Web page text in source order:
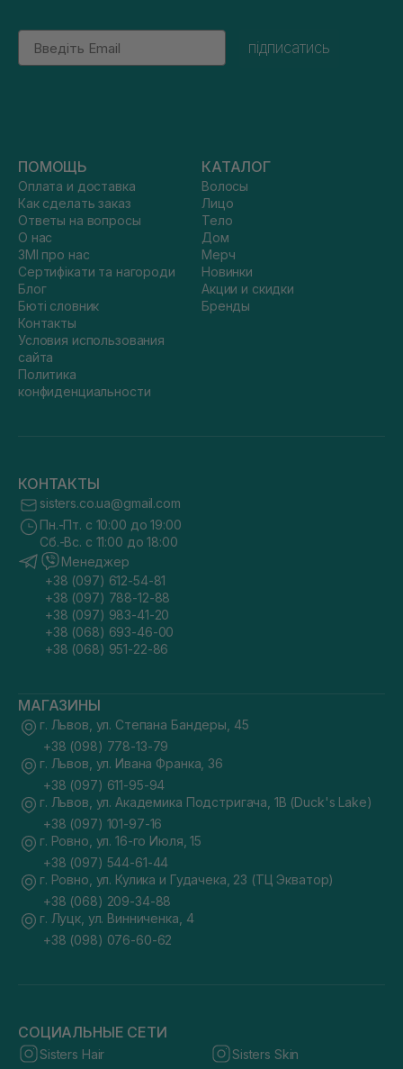
Email
підписатись
ПОМОЩЬ
Оплата и доставка
Как сделать заказ
Ответы на вопросы
О нас
ЗМІ про нас
Сертифікати та нагороди
Блог
Бюті словник
Контакты
Условия использования
сайта
Политика
конфиденциальности
КАТАЛОГ
Волосы
Лицо
Тело
Дом
Мерч
Новинки
Акции и скидки
Бренды
КОНТАКТЫ
sisters.co.ua@gmail.com
Пн.-Пт. с 10:00 до 19:00
Сб.-Вс. с 11:00 до 18:00
Менеджер
+38 (097) 612-54-81
+38 (097) 788-12-88
+38 (097) 983-41-20
+38 (068) 693-46-00
+38 (068) 951-22-86
МАГАЗИНЫ
г. Львов, ул. Степана Бандеры, 45
+38 (098) 778-13-79
г. Львов, ул. Ивана Франка, 36
+38 (097) 611-95-94
г. Львов, ул. Академика Подстригача, 1В (Duck's Lake)
+38 (097) 101-97-16
г. Ровно, ул. 16-го Июля, 15
+38 (097) 544-61-44
г. Ровно, ул. Кулика и Гудачека, 23 (ТЦ Экватор)
+38 (068) 209-34-88
г. Луцк, ул. Винниченка, 4
+38 (098) 076-60-62
СОЦИАЛЬНЫЕ СЕТИ
Sisters Hair Sisters Skin